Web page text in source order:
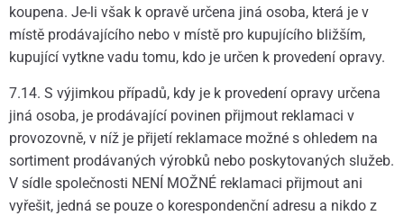
koupena. Je-li však k opravě určena jiná osoba, která je v
místě prodávajícího nebo v místě pro kupujícího bližším,
kupující vytkne vadu tomu, kdo je určen k provedení opravy.
7.14. S výjimkou případů, kdy je k provedení opravy určena
jiná osoba, je prodávající povinen přijmout reklamaci v
provozovně, v níž je přijetí reklamace možné s ohledem na
sortiment prodávaných výrobků nebo poskytovaných služeb.
V sídle společnosti NENÍ MOŽNÉ reklamaci přijmout ani
vyřešit, jedná se pouze o korespondenční adresu a nikdo z